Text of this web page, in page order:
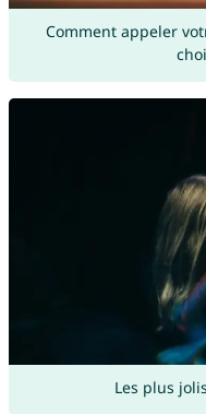
Comment appeler
Les plus